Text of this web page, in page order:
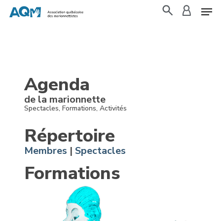
Skip
Agenda
de la marionnette
Spectacles, Formations, Activités
Répertoire
Membres | Spectacles
Formations